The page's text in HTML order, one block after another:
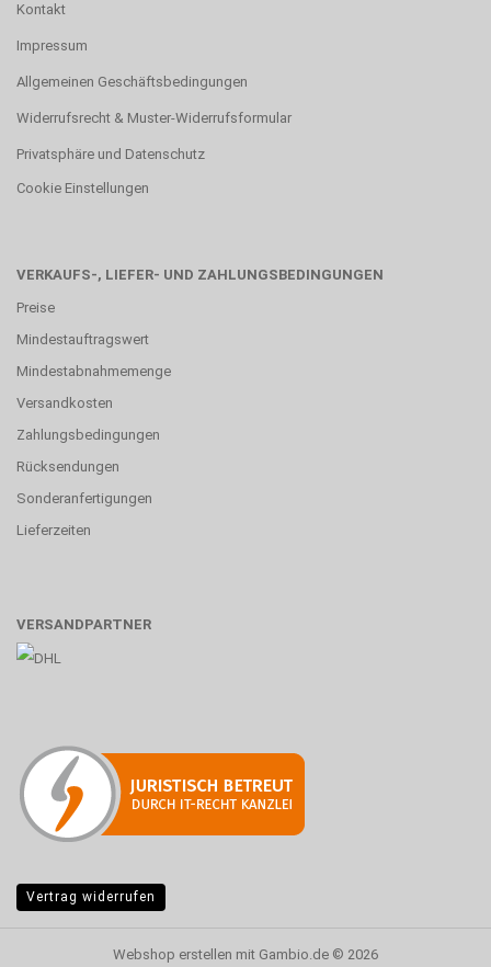
Kontakt
Impressum
Allgemeinen Geschäftsbedingungen
Widerrufsrecht & Muster-Widerrufsformular
Privatsphäre und Datenschutz
Cookie Einstellungen
VERKAUFS-, LIEFER- UND ZAHLUNGSBEDINGUNGEN
Preise
Mindestauftragswert
Mindestabnahmemenge
Versandkosten
Zahlungsbedingungen
Rücksendungen
Sonderanfertigungen
Lieferzeiten
VERSANDPARTNER
Vertrag widerrufen
Webshop erstellen mit Gambio.de © 2026